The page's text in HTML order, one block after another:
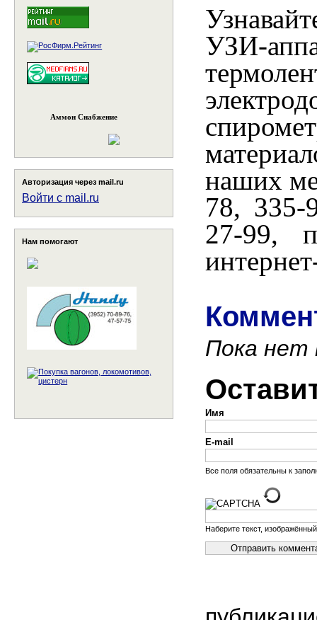
Аммон Снабжение
Авторизация через mail.ru
Войти с mail.ru
Нам помогают
УЗИ-
наших
78, 335-
27-99,
Пока нет
Имя
E-mail
Все поля обязательны к
Наберите текст,